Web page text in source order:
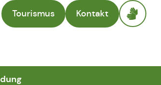
Tourismus Kontakt